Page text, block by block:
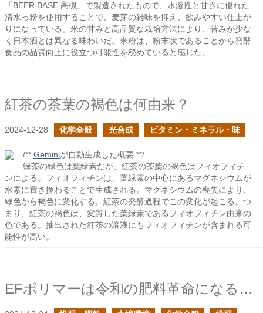
「BEER BASE 高槻」で製造されたもので、水溶性と甘さに優れた
清水っ粉を使用することで、麦芽の雑味を抑え、飲みやすい仕上が
りになっている。米の甘みと高品質な栽培方法により、苦みが少な
く日本酒とは異なる味わいだ。米粉は、粉末状であることから発酵
食品の品質向上に役立つ可能性を秘めていると感じた。
紅茶の茶葉の褐色は何由来？
2024-12-28 化学全般 光合成 ビタミン・ミネラル・味
/** Geminiが自動生成した概要 **/
緑茶の緑色は葉緑素だが、紅茶の茶葉の褐色はフィオフィチ
ンによる。フィオフィチンは、葉緑素の中心にあるマグネシウムが
水素に置き換わることで生成される。マグネシウムの喪失により、
緑色から褐色に変化する。紅茶の発酵過程でこの変化が起こる。つ
まり、紅茶の褐色は、変質した葉緑素であるフィオフィチン由来の
色である。抽出された紅茶の溶液にもフィオフィチンが含まれる可
能性が高い。
EFポリマーは令和の肥料革命になるかもしれない